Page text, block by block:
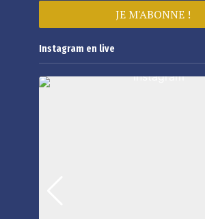
Instagram en live